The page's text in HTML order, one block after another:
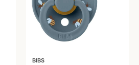
BIBS